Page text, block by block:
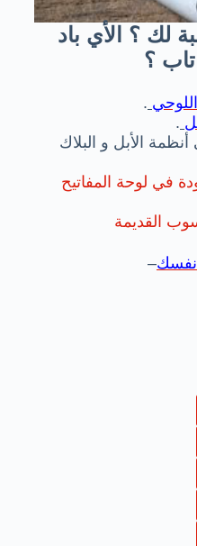
لك ؟ الأي باد
تاب ؟
.
.
الأبل و البلاك
في لوحة المفاتيح
القديمة
–